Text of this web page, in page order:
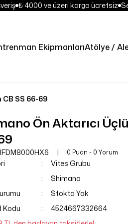
₺ 4000 ve üzeri kargo ücretsiz
EkipmanlarıAtölye /
CB SS 66-69
Ön Aktarıcı
0 Puan - 0 Yorum
Vites Grubu
Shimano
Stokta Yok
Kodu
4524667332664